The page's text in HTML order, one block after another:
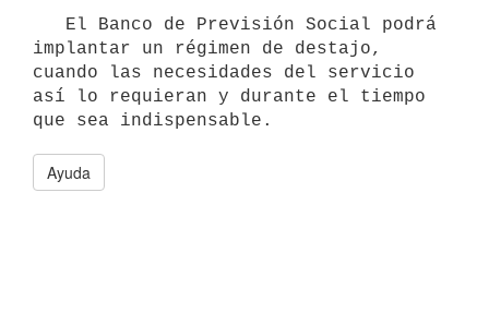
implantar un régimen de destajo,
cuando las necesidades del servicio
así lo requieran y durante el tiempo
Ayuda